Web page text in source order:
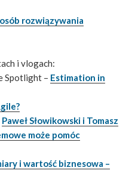
rozwiązywania
i vlogach:
Spotlight – Estimation in
Paweł Słowikowski i Tomasz
może pomóc
i wartość biznesowa –